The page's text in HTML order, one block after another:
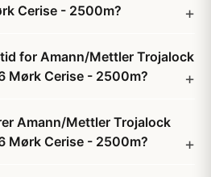
Cerise - 2500m?
for Amann/Mettler Trojalock
Mørk Cerise - 2500m?
Amann/Mettler Trojalock
Mørk Cerise - 2500m?